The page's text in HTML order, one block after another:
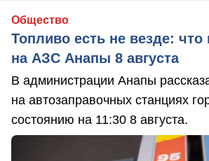
Общество
Топливо есть не везде: что
на АЗС Анапы 8 августа
В администрации Анапы
на автозаправочных станциях
состоянию на 11:30 8 августа.